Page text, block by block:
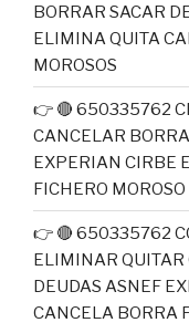
BORRAR SACAR
ELIMINA QUITA
MOROSOS
👉 🔴 650335762
CANCELAR
EXPERIAN CIRBE
FICHERO MOROSO
👉 🔴 650335762
ELIMINAR QUITAR
DEUDAS ASNEF
CANCELA BORRA